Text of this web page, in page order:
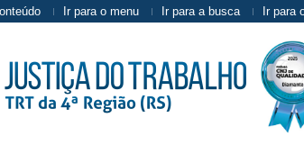
Ir para o menu Ir para a busca Ir para